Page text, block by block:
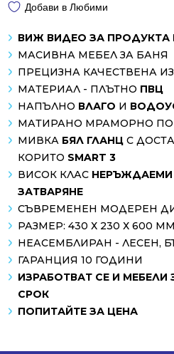
Добави в Любими
ВИЖ ВИДЕО ЗА
МАСИВНА МЕБЕЛ ЗА БАНЯ
ПРЕЦИЗНА КАЧЕСТВЕНА
МАТЕРИАЛ - ПЛЪТНО ПВЦ
НАПЪЛНО ВЛАГО И
МАТИРАНО МРАМОРНО
МИВКА БЯЛ ГЛАНЦ С
КОРИТО SMART 3
ВИСОК КЛАС НЕРЪЖДАЕМИ
ЗАТВАРЯНЕ
СЪВРЕМЕНЕН МОДЕРЕН
РАЗМЕР: 430 Х 230 Х 600
НЕАСЕМБЛИРАН - ЛЕСЕН,
ГАРАНЦИЯ 10 ГОДИНИ
ИЗРАБОТВАТ СЕ И МЕБЕЛИ
СРОК
ПОПИТАЙТЕ ЗА ЦЕНА